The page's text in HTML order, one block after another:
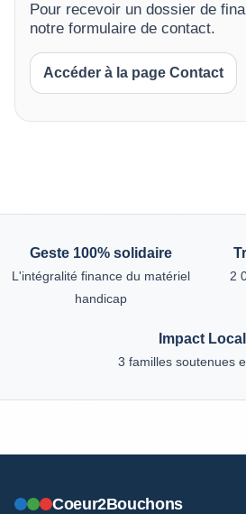
Pour recevoir un dossier de
notre formulaire de contact.
Accéder à la page Contact
Geste 100% solidaire
L'intégralité finance du matériel
handicap
2
Impact Local
3 familles soutenues
Coeur2Bouchons